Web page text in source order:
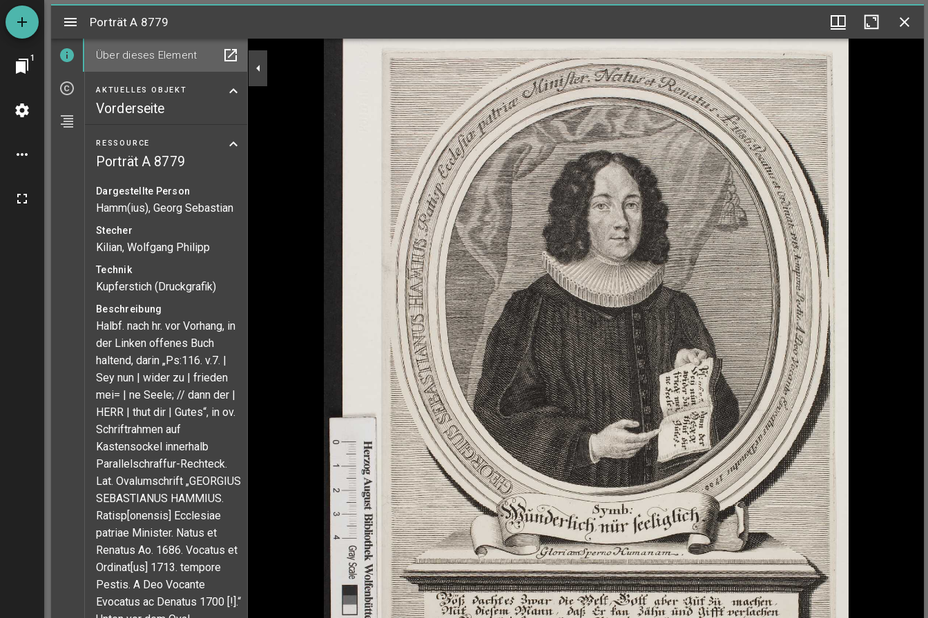
1
MiradorPorträt A 8779
Über dieses Element
AKTUELLES OBJEKT
Vorderseite
RESSOURCE
Porträt A 8779
Dargestellte Person
Hamm(ius), Georg Sebastian
Stecher
Kilian, Wolfgang Philipp
Technik
Kupferstich (Druckgrafik)
Beschreibung
Halbf. nach hr. vor Vorhang, in
der Linken offenes Buch
haltend, darin „Ps:116. v.7. |
Sey nun | wider zu | frieden
mei= | ne Seele; // dann der |
HERR | thut dir | Gutes“, in ov.
Schriftrahmen auf
Kastensockel innerhalb
Parallelschraffur-Rechteck.
Lat. Ovalumschrift „GEORGIUS
SEBASTIANUS HAMMIUS.
Ratisp[onensis] Ecclesiae
patriae Minister. Natus et
Renatus Ao. 1686. Vocatus et
Ordinat[us] 1713. tempore
Pestis. A Deo Vocante
Evocatus ac Denatus 1700 [!].“
Porträt A 8779